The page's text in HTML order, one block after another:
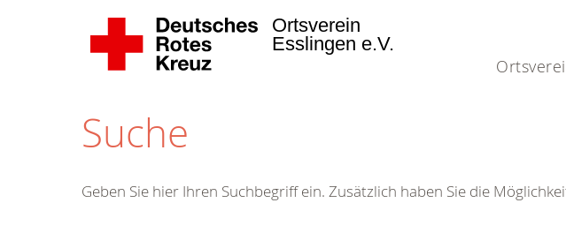
Ortsverein
Esslingen e.V.
Suche
Geben Sie hier Ihren Suchbegriff ein. Zusätzlich haben Sie die